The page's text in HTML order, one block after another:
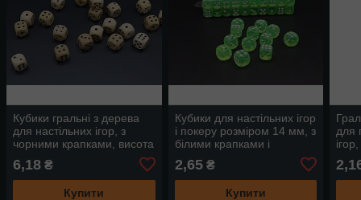
Кубики гральні з дерева
для настільних ігор, з
чорними крапками, висота
6,18 ₴
Купити
Кубики для настільних ігор
і покеру розміром 14 мм, з
білими крапками і
2,65₴
Купити
для
кути